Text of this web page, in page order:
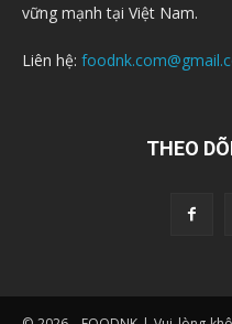
vững mạnh tại Việt Nam.
Liên hệ:
THEO